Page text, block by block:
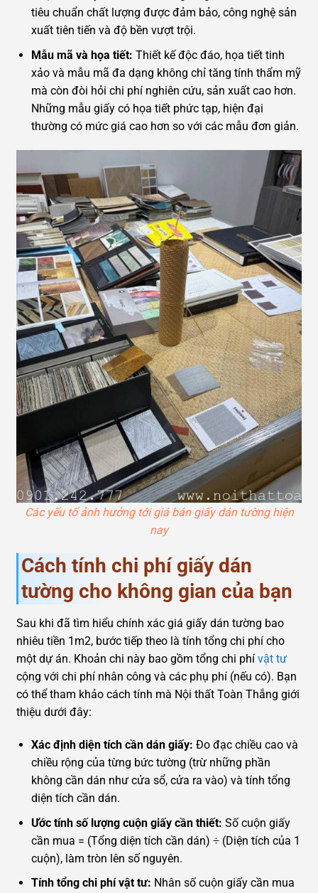
tiêu chuẩn chất lượng được đảm bảo, công nghệ sản
xuất tiên tiến và độ bền vượt trội.
Mẫu mã và họa tiết: Thiết kế độc đáo, họa tiết tinh
xảo và mẫu mã đa dạng không chỉ tăng tính thẩm mỹ
mà còn đòi hỏi chi phí nghiên cứu, sản xuất cao hơn.
Những mẫu giấy có họa tiết phức tạp, hiện đại
thường có mức giá cao hơn so với các mẫu đơn giản.
Các yếu tố ảnh hưởng tới giá bán giấy dán tường hiện
nay
Cách tính chi phí giấy dán
tường cho không gian của bạn
Sau khi đã tìm hiểu chính xác giá giấy dán tường bao
nhiêu tiền 1m2, bước tiếp theo là tính tổng chi phí cho
một dự án. Khoản chi này bao gồm tổng chi phí vật tư
cộng với chi phí nhân công và các phụ phí (nếu có). Bạn
có thể tham khảo cách tính mà Nội thất Toàn Thắng giới
thiệu dưới đây:
Xác định diện tích cần dán giấy: Đo đạc chiều cao và
chiều rộng của từng bức tường (trừ những phần
không cần dán như cửa sổ, cửa ra vào) và tính tổng
diện tích cần dán.
Ước tính số lượng cuộn giấy cần thiết: Số cuộn giấy
cần mua = (Tổng diện tích cần dán) ÷ (Diện tích của 1
cuộn), làm tròn lên số nguyên.
Tính tổng chi phí vật tư: Nhân số cuộn giấy cần mua